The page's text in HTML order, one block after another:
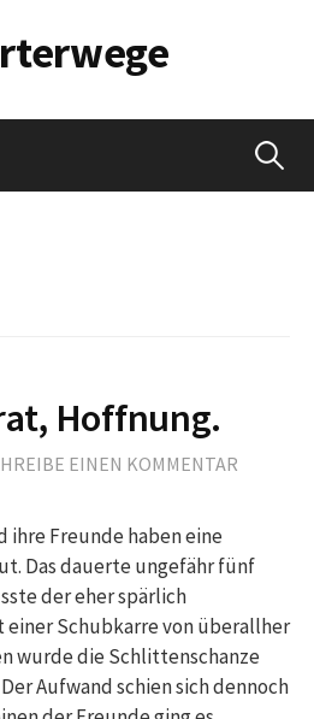
Suchen
Hoffnung.
EINEN KOMMENTAR
ihre Freunde haben eine
Das dauerte ungefähr fünf
der eher spärlich
einer Schubkarre von überallher
wurde die Schlittenschanze
Aufwand schien sich dennoch